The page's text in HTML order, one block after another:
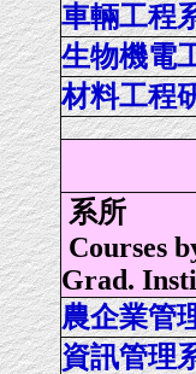
車輛工程
生物機電
材料工程
系所
Courses
Grad.
農企業管
資訊管理